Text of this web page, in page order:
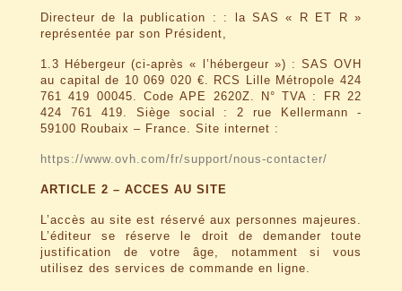
Directeur de la publication : : la SAS « R ET R »
représentée par son Président,
1.3 Hébergeur (ci-après « l’hébergeur ») : SAS OVH
au capital de 10 069 020 €. RCS Lille Métropole 424
761 419 00045. Code APE 2620Z. N° TVA : FR 22
424 761 419. Siège social : 2 rue Kellermann -
59100 Roubaix – France. Site internet :
https://www.ovh.com/fr/support/nous-contacter/
ARTICLE 2 – ACCES AU SITE
L’accès au site est réservé aux personnes majeures.
L’éditeur se réserve le droit de demander toute
justification de votre âge, notamment si vous
utilisez des services de commande en ligne.